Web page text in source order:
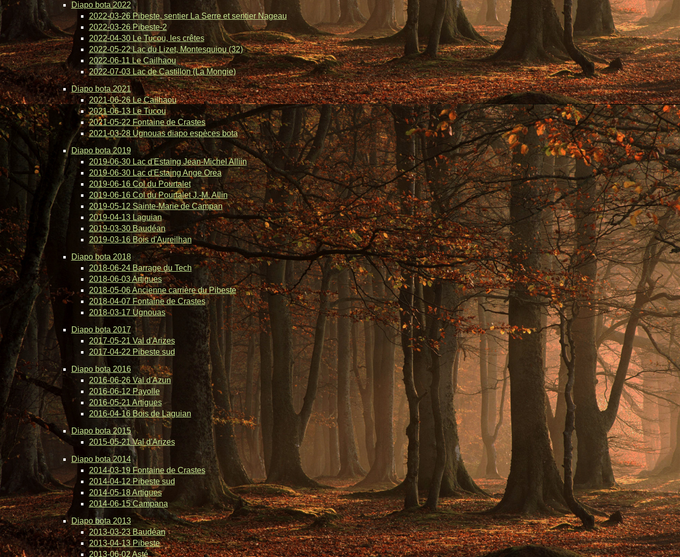
Diapo bota 2022
2022-03-26 Pibeste, sentier La Serre et sentier Nageau
2022-03-26 Pibeste-2
2022-04-30 Le Tucou, les crêtes
2022-05-22 Lac du Lizet, Montesquiou (32)
2022-06-11 Le Cailhaou
2022-07-03 Lac de Castillon (La Mongie)
Diapo bota 2021
2021-06-26 Le Cailhaou
2021-06-13 Le Tucou
2021-05-22 Fontaine de Crastes
2021-03-28 Ugnouas diapo espèces bota
Diapo bota 2019
2019-06-30 Lac d'Estaing Jean-Michel Alliin
2019-06-30 Lac d'Estaing Ange Orea
2019-06-16 Col du Pourtalet
2019-06-16 Col du Pourtalet J.-M. Allin
2019-05-12 Sainte-Marie de Campan
2019-04-13 Laguian
2019-03-30 Baudéan
2019-03-16 Bois d'Aureilhan
Diapo bota 2018
2018-06-24 Barrage du Tech
2018-06-03 Artigues
2018-05-06 Ancienne carrière du Pibeste
2018-04-07 Fontaine de Crastes
2018-03-17 Ugnouas
Diapo bota 2017
2017-05-21 Val d'Arizes
2017-04-22 Pibeste sud
Diapo bota 2016
2016-06-26 Val d'Azun
2016-06-12 Payolle
2016-05-21 Artigues
2016-04-16 Bois de Laguian
Diapo bota 2015
2015-05-21 Val d'Arizes
Diapo bota 2014
2014-03-19 Fontaine de Crastes
2014-04-12 Pibeste sud
2014-05-18 Artigues
2014-06-15 Campana
Diapo bota 2013
2013-03-23 Baudéan
2013-04-13 Pibeste
2013-06-02 Asté